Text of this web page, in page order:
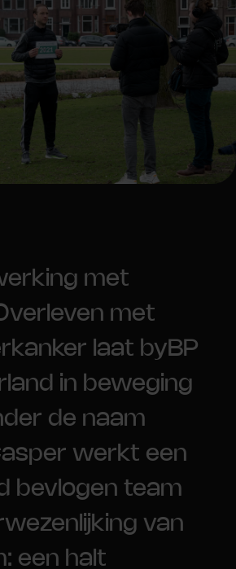
met
met
laat byBP
in beweging
de naam
werkt een
bevlogen team
van
een halt